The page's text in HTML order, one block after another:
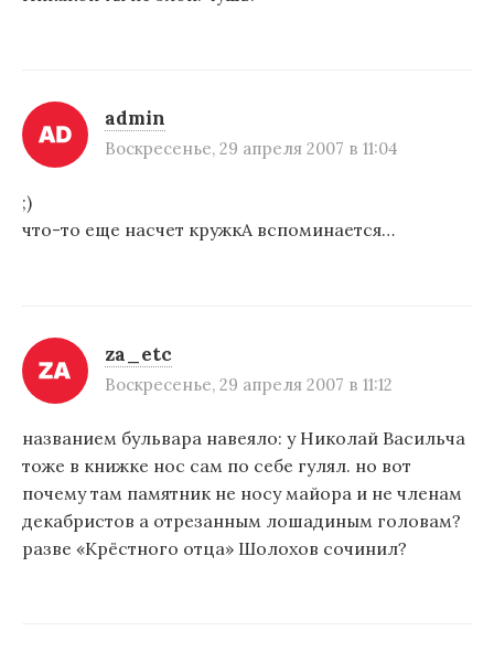
admin
Воскресенье, 29 апреля 2007 в 11:04
;)
что-то еще насчет кружкА вспоминается…
za_etc
Воскресенье, 29 апреля 2007 в 11:12
названием бульвара навеяло: у Николай Васильча
тоже в книжке нос сам по себе гулял. но вот
почему там памятник не носу майора и не членам
декабристов а отрезанным лошадиным головам?
разве «Крёстного отца» Шолохов сочинил?